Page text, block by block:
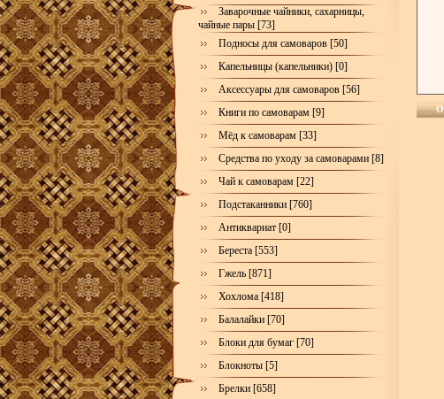
Заварочные чайники, сахарницы,
чайные пары [73]
Подносы для самоваров [50]
Капельницы (капельники) [0]
Аксессуары для самоваров [56]
Книги по самоварам [9]
Мёд к самоварам [33]
Средства по уходу за самоварами [8]
Чай к самоварам [22]
Подстаканники [760]
Антиквариат [0]
Береста [553]
Гжель [871]
Хохлома [418]
Балалайки [70]
Блоки для бумаг [70]
Блокноты [5]
Брелки [658]